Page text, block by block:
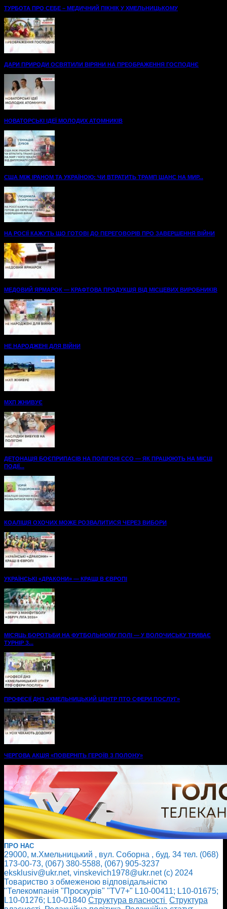
ТУРБОТА ПРО СЕБЕ – МЕДИЧНИЙ ПІКНІК У ХМЕЛЬНИЦЬКОМУ
ДАРИ ПРИРОДИ ОСВЯТИЛИ ВІРЯНИ НА ПРЕОБРАЖЕННЯ ГОСПОДНЄ
НОВАТОРСЬКІ ІДЕЇ МОЛОДИХ АТОМНИКІВ
США МІЖ ІРАНОМ ТА УКРАЇНОЮ: ЧИ ВТРАТИТЬ ТРАМП ШАНС НА МИР...
НА РОСІЇ КАЖУТЬ ЩО ГОТОВІ ДО ПЕРЕГОВОРІВ ПРО ЗАВЕРШЕННЯ ВІЙНИ
МЕДОВИЙ ЯРМАРОК — КРАФТОВА ПРОДУКЦІЯ ВІД МІСЦЕВИХ ВИРОБНИКІВ
НЕ НАРОДЖЕНІ ДЛЯ ВІЙНИ
МХП ЖНИВУЄ
ДЕТОНАЦІЯ БОЄПРИПАСІВ НА ПОЛІГОНІ ССО — ЯК ПРАЦЮЮТЬ НА МІСЦІ
ПОДІЇ...
КОАЛІЦІЯ ОХОЧИХ МОЖЕ РОЗВАЛИТИСЯ ЧЕРЕЗ ВИБОРИ
УКРАЇНСЬКІ «ДРАКОНИ» — КРАЩІ В ЄВРОПІ
МІСЯЦЬ БОРОТЬБИ НА ФУТБОЛЬНОМУ ПОЛІ — У ВОЛОЧИСЬКУ ТРИВАЄ
ТУРНІР З...
ПРОФЕСІЇ ДНЗ «ХМЕЛЬНИЦЬКИЙ ЦЕНТР ПТО СФЕРИ ПОСЛУГ»
ЧЕРГОВА АКЦІЯ «ПОВЕРНІТЬ ГЕРОЇВ З ПОЛОНУ»
ПРО НАС
29000, м.Хмельницький , вул. Соборна , буд. 34 тел. (068)
173-00-73, (067) 380-5588, (067) 905-3237
eksklusiv@ukr.net, vinskevich1978@ukr.net (с) 2024
Товариство з обмеженою відповідальністю
"Телекомпанія "Проскурів" "TV7+" L10-00411; L10-01675;
L10-01276; L10-01840 Cтруктура власності Cтруктура